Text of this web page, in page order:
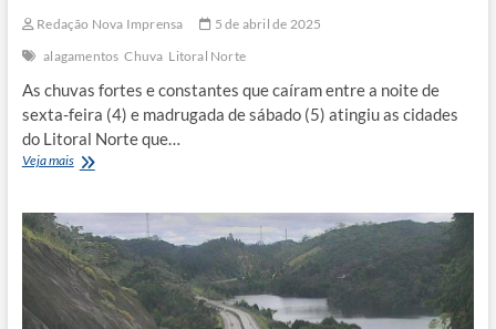
Redação Nova Imprensa
5 de abril de 2025
alagamentos Chuva Litoral Norte
As chuvas fortes e constantes que caíram entre a noite de
sexta-feira (4) e madrugada de sábado (5) atingiu as cidades
do Litoral Norte que…
Veja maisChuvas
Litoral
Norte
com
alagamentos,
quedas